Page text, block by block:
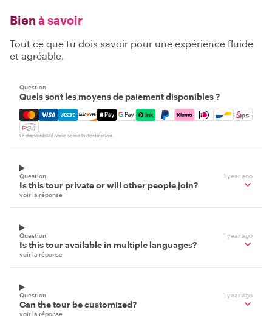
Bien à savoir
Tout ce que tu dois savoir pour une expérience fluide
et agréable.
Question
Quels sont les moyens de paiement disponibles ?
Mastercard, Visa, Amex, Discover, Apple Pay, Google
La disponibilité varie selon la destination
Question 1 year ago
Is this tour private or will other people join?
voir la réponse
Question 1 year ago
Is this tour available in multiple languages?
voir la réponse
Question 1 year ago
Can the tour be customized?
voir la réponse